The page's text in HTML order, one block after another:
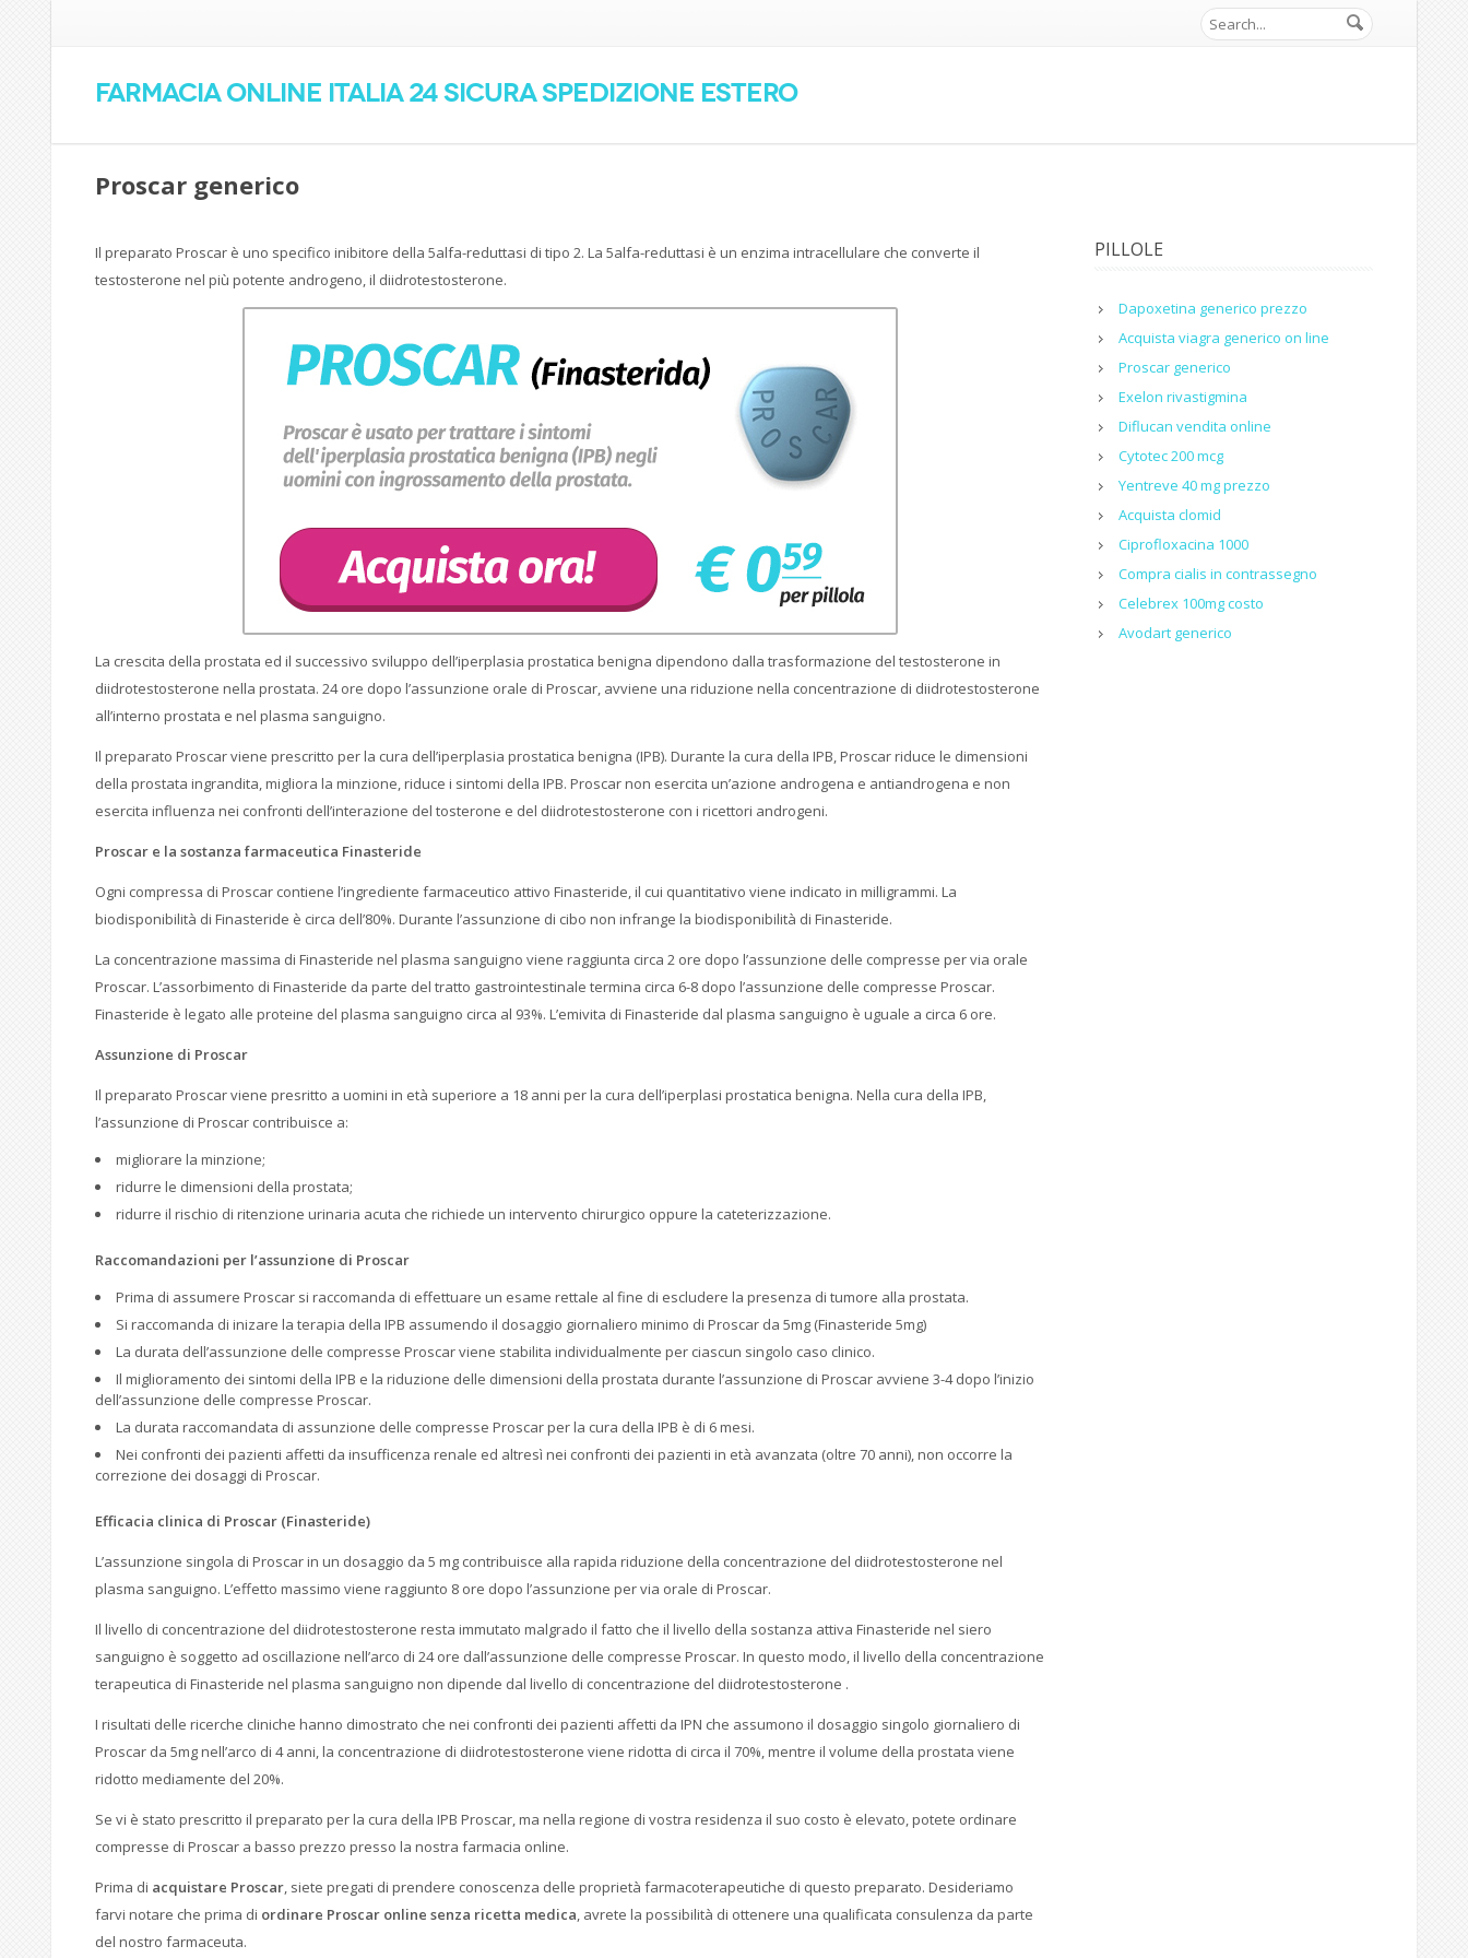
Farmacia online Italia 24 sicura spedizione estero
Proscar generico
Il preparato Proscar è uno specifico inibitore della 5alfa-reduttasi di tipo 2. La 5alfa-reduttasi è un enzima intracellulare che converte il
testosterone nel più potente androgeno, il diidrotestosterone.
La crescita della prostata ed il successivo sviluppo dell’iperplasia prostatica benigna dipendono dalla trasformazione del testosterone in
diidrotestosterone nella prostata. 24 ore dopo l’assunzione orale di Proscar, avviene una riduzione nella concentrazione di diidrotestosterone
all’interno prostata e nel plasma sanguigno.
Il preparato Proscar viene prescritto per la cura dell’iperplasia prostatica benigna (IPB). Durante la cura della IPB, Proscar riduce le dimensioni
della prostata ingrandita, migliora la minzione, riduce i sintomi della IPB. Proscar non esercita un’azione androgena e antiandrogena e non
esercita influenza nei confronti dell’interazione del tosterone e del diidrotestosterone con i ricettori androgeni.
Proscar e la sostanza farmaceutica Finasteride
Ogni compressa di Proscar contiene l’ingrediente farmaceutico attivo Finasteride, il cui quantitativo viene indicato in milligrammi. La
biodisponibilità di Finasteride è circa dell’80%. Durante l’assunzione di cibo non infrange la biodisponibilità di Finasteride.
La concentrazione massima di Finasteride nel plasma sanguigno viene raggiunta circa 2 ore dopo l’assunzione delle compresse per via orale
Proscar. L’assorbimento di Finasteride da parte del tratto gastrointestinale termina circa 6-8 dopo l’assunzione delle compresse Proscar.
Finasteride è legato alle proteine del plasma sanguigno circa al 93%. L’emivita di Finasteride dal plasma sanguigno è uguale a circa 6 ore.
Assunzione di Proscar
Il preparato Proscar viene presritto a uomini in età superiore a 18 anni per la cura dell’iperplasi prostatica benigna. Nella cura della IPB,
l’assunzione di Proscar contribuisce a:
migliorare la minzione;
ridurre le dimensioni della prostata;
ridurre il rischio di ritenzione urinaria acuta che richiede un intervento chirurgico oppure la cateterizzazione.
Raccomandazioni per l’assunzione di Proscar
Prima di assumere Proscar si raccomanda di effettuare un esame rettale al fine di escludere la presenza di tumore alla prostata.
Si raccomanda di inizare la terapia della IPB assumendo il dosaggio giornaliero minimo di Proscar da 5mg (Finasteride 5mg)
La durata dell’assunzione delle compresse Proscar viene stabilita individualmente per ciascun singolo caso clinico.
Il miglioramento dei sintomi della IPB e la riduzione delle dimensioni della prostata durante l’assunzione di Proscar avviene 3-4 dopo l’inizio
dell’assunzione delle compresse Proscar.
La durata raccomandata di assunzione delle compresse Proscar per la cura della IPB è di 6 mesi.
Nei confronti dei pazienti affetti da insufficenza renale ed altresì nei confronti dei pazienti in età avanzata (oltre 70 anni), non occorre la
correzione dei dosaggi di Proscar.
Efficacia clinica di Proscar (Finasteride)
L’assunzione singola di Proscar in un dosaggio da 5 mg contribuisce alla rapida riduzione della concentrazione del diidrotestosterone nel
plasma sanguigno. L’effetto massimo viene raggiunto 8 ore dopo l’assunzione per via orale di Proscar.
Il livello di concentrazione del diidrotestosterone resta immutato malgrado il fatto che il livello della sostanza attiva Finasteride nel siero
sanguigno è soggetto ad oscillazione nell’arco di 24 ore dall’assunzione delle compresse Proscar. In questo modo, il livello della concentrazione
terapeutica di Finasteride nel plasma sanguigno non dipende dal livello di concentrazione del diidrotestosterone .
I risultati delle ricerche cliniche hanno dimostrato che nei confronti dei pazienti affetti da IPN che assumono il dosaggio singolo giornaliero di
Proscar da 5mg nell’arco di 4 anni, la concentrazione di diidrotestosterone viene ridotta di circa il 70%, mentre il volume della prostata viene
ridotto mediamente del 20%.
Se vi è stato prescritto il preparato per la cura della IPB Proscar, ma nella regione di vostra residenza il suo costo è elevato, potete ordinare
compresse di Proscar a basso prezzo presso la nostra farmacia online.
Prima di acquistare Proscar, siete pregati di prendere conoscenza delle proprietà farmacoterapeutiche di questo preparato. Desideriamo
farvi notare che prima di ordinare Proscar online senza ricetta medica, avrete la possibilità di ottenere una qualificata consulenza da parte
del nostro farmaceuta.
PILLOLE
Dapoxetina generico prezzo
Acquista viagra generico on line
Proscar generico
Exelon rivastigmina
Diflucan vendita online
Cytotec 200 mcg
Yentreve 40 mg prezzo
Acquista clomid
Ciprofloxacina 1000
Compra cialis in contrassegno
Celebrex 100mg costo
Avodart generico